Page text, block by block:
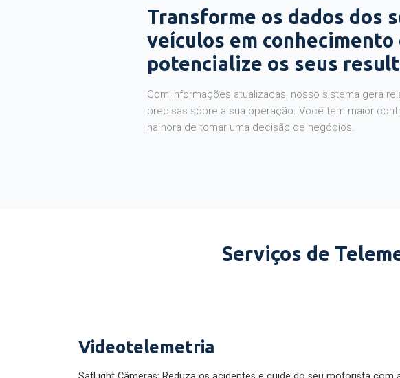
Transforme os dados dos
veículos em conhecimento
potencialize os seus
Com informações atualizadas, nosso sistema gera
precisas sobre a sua operação. Você tem maior
na hora de tomar uma decisão de negócios.
Serviços de
Videotelemetria
SatLight Câmeras: Reduza os acidentes e cuide do seu motorista com